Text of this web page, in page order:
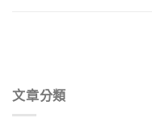
文章分類